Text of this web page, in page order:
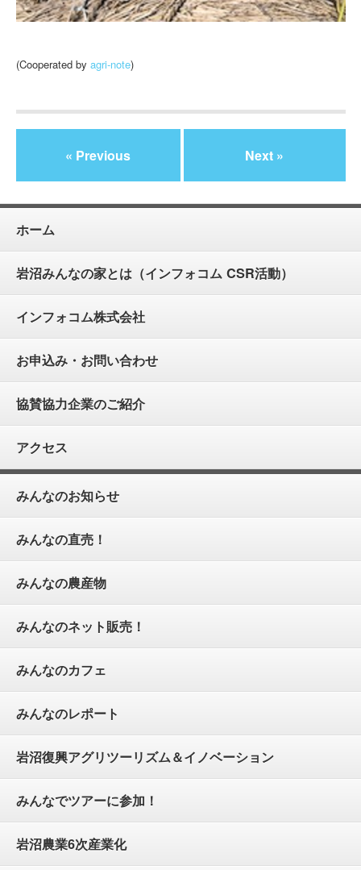
(Cooperated by agri-note)
« Previous Next »
ホーム
岩沼みんなの家とは（インフォコム CSR活動）
インフォコム株式会社
お申込み・お問い合わせ
協賛協力企業のご紹介
アクセス
みんなのお知らせ
みんなの直売！
みんなの農産物
みんなのネット販売！
みんなのカフェ
みんなのレポート
岩沼復興アグリツーリズム＆イノベーション
みんなでツアーに参加！
岩沼農業6次産業化